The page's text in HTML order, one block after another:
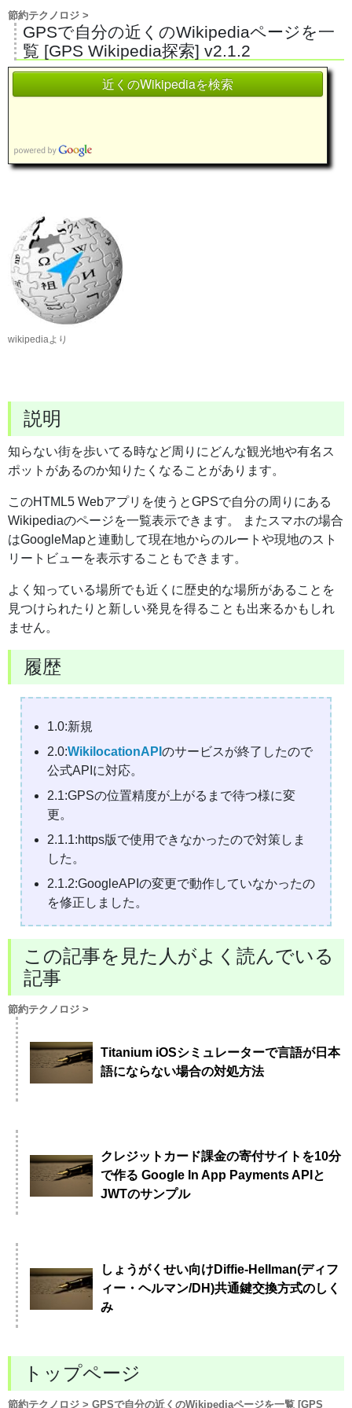
節約テクノロジ >
GPSで自分の近くのWikipediaページを一
覧 [GPS Wikipedia探索] v2.1.2
近くのWikipediaを検索
wikipediaより
説明
知らない街を歩いてる時など周りにどんな観光地や有名ス
ポットがあるのか知りたくなることがあります。
このHTML5 Webアプリを使うとGPSで自分の周りにある
Wikipediaのページを一覧表示できます。 またスマホの場合
はGoogleMapと連動して現在地からのルートや現地のスト
リートビューを表示することもできます。
よく知っている場所でも近くに歴史的な場所があることを
見つけられたりと新しい発見を得ることも出来るかもしれ
ません。
履歴
1.0:新規
2.0:WikilocationAPI のサービスが終了したので
公式APIに対応。
2.1:GPSの位置精度が上がるまで待つ様に変
更。
2.1.1:https版で使用できなかったので対策しま
した。
2.1.2:GoogleAPIの変更で動作していなかったの
を修正しました。
この記事を見た人がよく読んでいる
記事
節約テクノロジ >
Titanium iOSシミュレーターで言語が日本
語にならない場合の対処方法
クレジットカード課金の寄付サイトを10分
で作る Google In App Payments APIと
JWTのサンプル
しょうがくせい向けDiffie-Hellman(ディフ
ィー・ヘルマン/DH)共通鍵交換方式のしく
み
トップページ
節約テクノロジ > GPSで自分の近くのWikipediaページを一覧 [GPS